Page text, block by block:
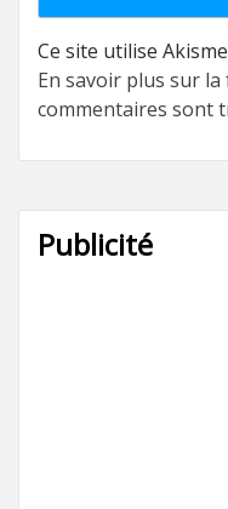
Ce site utilise
En savoir plus sur
commentaires sont
Publicité